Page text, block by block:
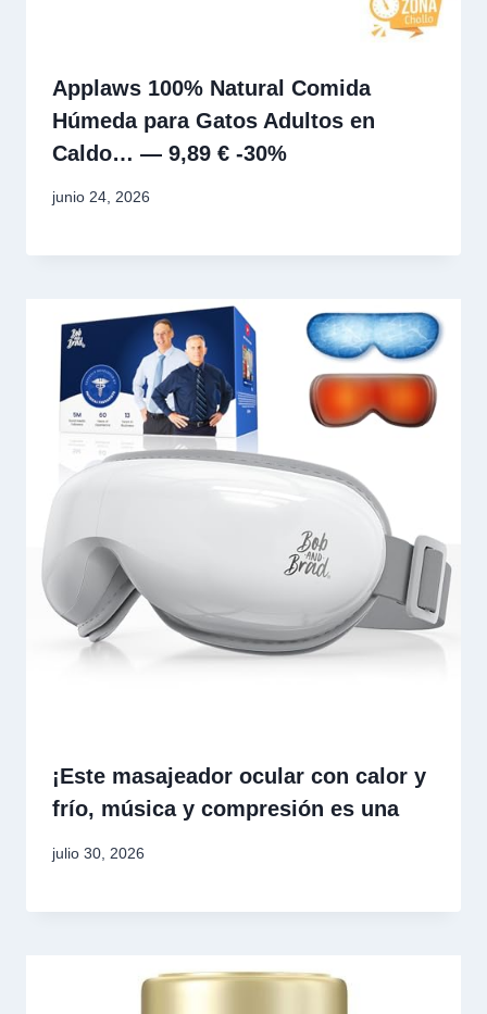
Applaws 100% Natural Comida
Húmeda para Gatos Adultos en
Caldo… — 9,89 € -30%
junio 24, 2026
¡Este masajeador ocular con calor y
frío, música y compresión es una
julio 30, 2026